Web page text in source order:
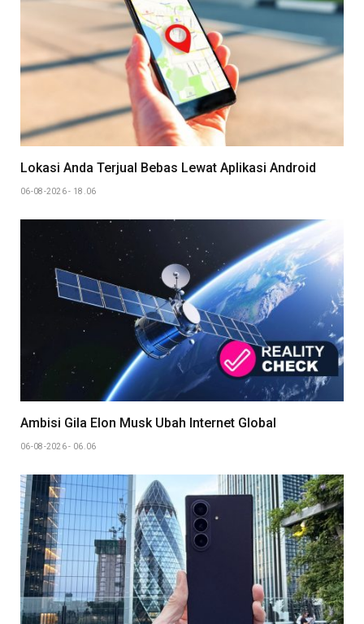
Lokasi Anda Terjual Bebas Lewat Aplikasi Android
06-08-2026 - 18.06
Ambisi Gila Elon Musk Ubah Internet Global
06-08-2026 - 06.06